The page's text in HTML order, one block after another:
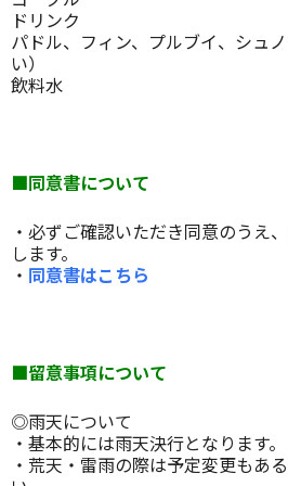
ドリンク
パドル、フィン、プルブイ、シュ
い）
飲料水
■同意書について
・必ずご確認いただき同意のうえ
します。
・ 同意書はこちら
■留意事項について
◎雨天について
・基本的には雨天決行となります。
・荒天・雷雨の際は予定変更もあ